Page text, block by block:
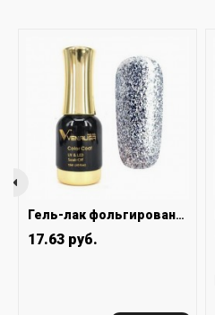
Гель-лак фольгированный Venalisa 12 мл №1201
17.63 руб.